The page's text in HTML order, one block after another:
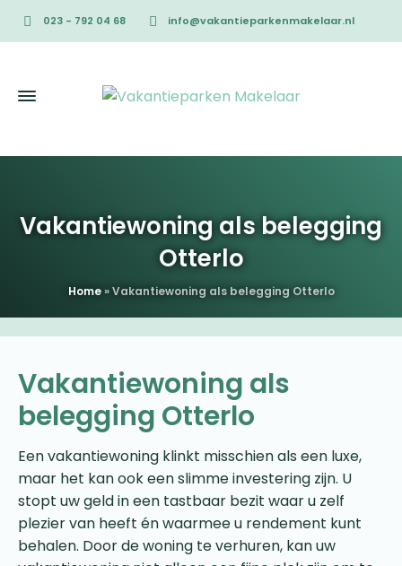
023 - 792 04 68 info@vakantieparkenmakelaar.nl
Vakantiewoning als belegging
Otterlo
Home»Vakantiewoning als belegging Otterlo
Vakantiewoning als
belegging Otterlo
Een vakantiewoning klinkt misschien als een luxe,
maar het kan ook een slimme investering zijn. U
stopt uw geld in een tastbaar bezit waar u zelf
plezier van heeft én waarmee u rendement kunt
behalen. Door de woning te verhuren, kan uw